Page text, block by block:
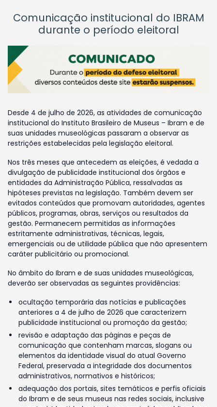
Comunicação institucional do IBRAM
durante o período eleitoral
Desde 4 de julho de 2026, as atividades de comunicação
institucional do Instituto Brasileiro de Museus – Ibram e de
suas unidades museológicas passaram a observar as
restrições estabelecidas pela legislação eleitoral.
Nos três meses que antecedem as eleições, é vedada a
divulgação de publicidade institucional dos órgãos e
entidades da Administração Pública, ressalvadas as
hipóteses previstas na legislação. Também devem ser
evitados conteúdos que promovam autoridades, agentes
públicos, programas, obras, serviços ou resultados da
gestão. Permanecem permitidas as informações
estritamente administrativas, técnicas, legais,
emergenciais ou de utilidade pública que não apresentem
caráter publicitário ou promocional.
No âmbito do Ibram e de suas unidades museológicas,
deverão ser observadas as seguintes providências:
ocultação temporária das notícias e publicações
anteriores a 4 de julho de 2026 que caracterizem
publicidade institucional ou promoção da gestão;
revisão e adaptação das páginas e peças de
comunicação que contenham marcas, slogans ou
elementos da identidade visual do atual Governo
Federal, preservada a integridade dos documentos
administrativos, normativos e históricos;
adequação dos portais, sites temáticos e perfis oficiais
do Ibram e de seus museus nas redes sociais, inclusive